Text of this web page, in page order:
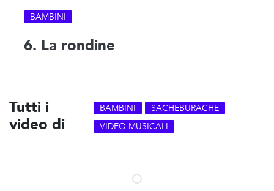
BAMBINI
6. La rondine
Tutti i
video di
BAMBINI
SACHEBURACHE
VIDEO MUSICALI